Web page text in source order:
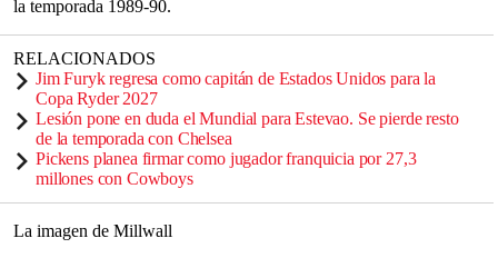
la temporada 1989-90.
RELACIONADOS
Jim Furyk regresa como capitán de Estados Unidos para la
Copa Ryder 2027
Lesión pone en duda el Mundial para Estevao. Se pierde resto
de la temporada con Chelsea
Pickens planea firmar como jugador franquicia por 27,3
millones con Cowboys
La imagen de Millwall